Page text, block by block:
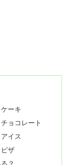
ーキ
ョコレート
イス
ザ
？